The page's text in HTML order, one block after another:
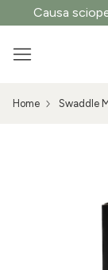
Causa
Home Swaddle